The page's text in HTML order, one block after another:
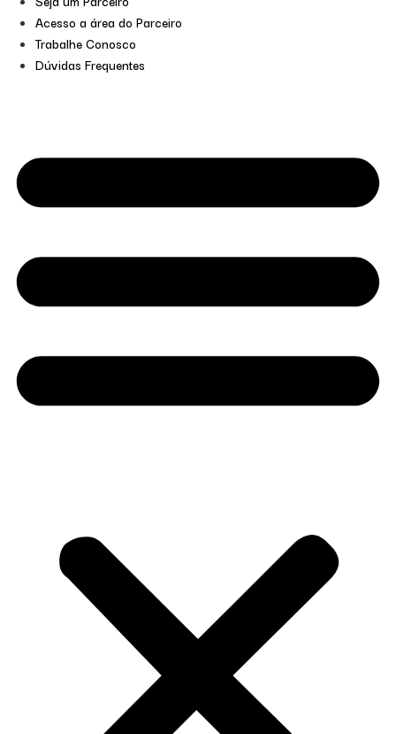
Acesso a área do Parceiro
Trabalhe Conosco
Dúvidas Frequentes